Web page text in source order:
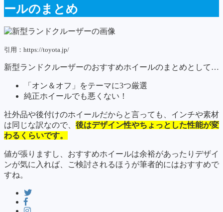
ールのまとめ
引用：https://toyota.jp/
新型ランドクルーザーのおすすめホイールのまとめとして…
「オン＆オフ」をテーマに3つ厳選
純正ホイールでも悪くない！
社外品や後付けのホイールだからと言っても、インチや素材
は同じな訳なので、 後はデザイン性やちょっとした性能が変
わるくらいです。
値が張りますし、おすすめホイールは余裕があったりデザイ
ンが気に入れば、ご検討されるほうが筆者的にはおすすめで
すね。